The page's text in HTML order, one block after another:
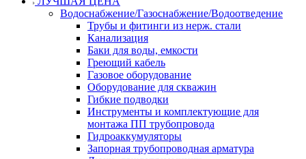
Водоснабжение/Газоснабжение/Водоотведение
Трубы и фитинги из нерж. стали
Канализация
Баки для воды, емкости
Греющий кабель
Газовое оборудование
Оборудование для скважин
Гибкие подводки
Инструменты и комплектующие для
монтажа ПП трубопровода
Гидроаккумуляторы
Запорная трубопроводная арматура